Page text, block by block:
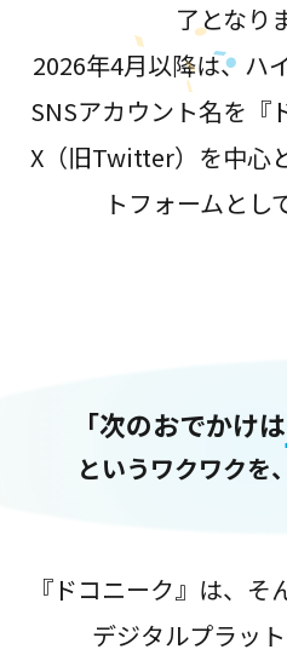
了となり
2026年4月以降は、ハ
SNSアカウント名を『
X（旧Twitter）を中心
トフォームとし
「次のおでかけは
というワクワクを
『ドコニーク』は、
デジタルプラット